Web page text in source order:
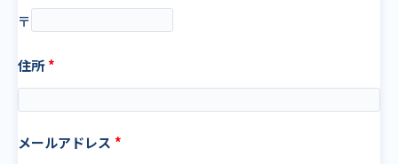
〒
住所
メールアドレス